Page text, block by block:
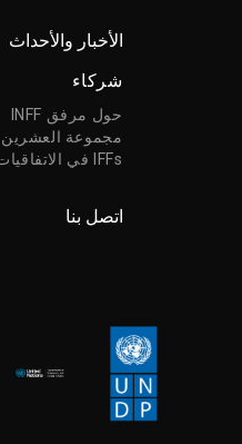
الأخبار والأحداث
شركاء
حول مرفق INFF
مجموعة العشرين
IFFs في الاتفاقيات الدولية
اتصل بنا